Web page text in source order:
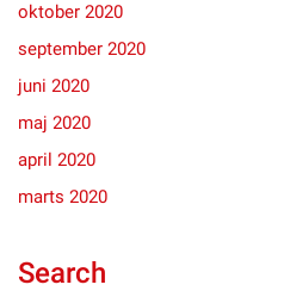
oktober 2020
september 2020
juni 2020
maj 2020
april 2020
marts 2020
Search